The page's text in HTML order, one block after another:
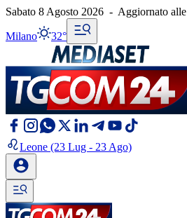
Sabato 8 Agosto 2026 - Aggiornato alle
Milano 32°
Leone (23 Lug - 23 Ago)